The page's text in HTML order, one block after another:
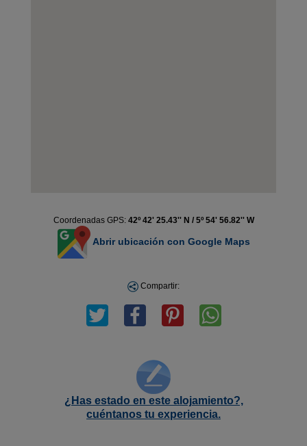
Coordenadas GPS: 42º 42' 25.43'' N / 5º 54' 56.82'' W
Abrir ubicación con Google Maps
Compartir:
¿Has estado en este alojamiento?,
cuéntanos tu experiencia.